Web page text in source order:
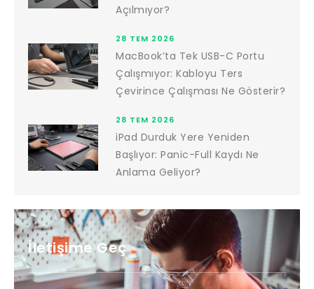
Açılmıyor?
28 TEM 2026
MacBook’ta Tek USB-C Portu
Çalışmıyor: Kabloyu Ters
Çevirince Çalışması Ne Gösterir?
28 TEM 2026
iPad Durduk Yere Yeniden
Başlıyor: Panic-Full Kaydı Ne
Anlama Geliyor?
İletişime Geç